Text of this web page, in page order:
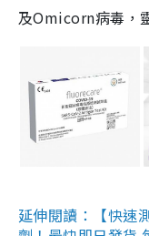
及Omicorn病毒，
延伸閱讀：【快速